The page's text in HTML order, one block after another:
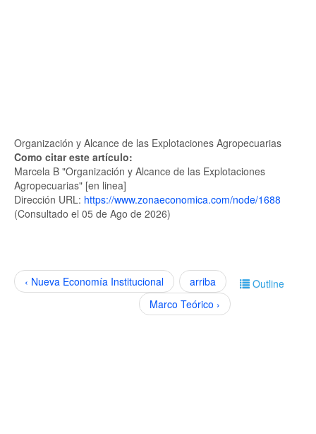
Organización y Alcance de las Explotaciones Agropecuarias
Como citar este artículo:
Marcela B "Organización y Alcance de las Explotaciones
Agropecuarias" [en linea]
Dirección URL: https://www.zonaeconomica.com/node/1688
(Consultado el 05 de Ago de 2026)
Outline
‹ Nueva Economía Institucional
arriba
Marco Teórico ›